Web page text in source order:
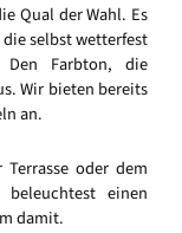
Qual der Wahl. Es
selbst wetterfest
Den Farbton, die
Wir bieten bereits
an.
oder dem
einen
damit.